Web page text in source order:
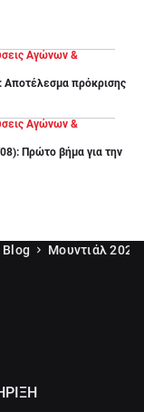
Αγώνων &
Αποτέλεσμα πρόκρισης
Αγώνων &
Πρώτο βήμα για την
Blog Μουντιάλ 2026